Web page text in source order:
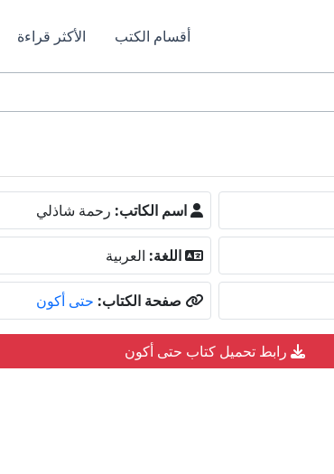
أقسام الكتب الأكثر قراءة
اسم الكاتب: رحمة شاذلي
اللغة: العربية
صفحة الكتاب: حتى أكون
رابط تحميل كتاب حتى أكون